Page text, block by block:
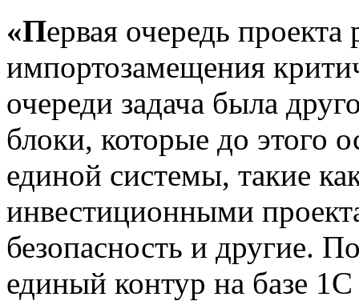
«Первая очередь
импортозамещения
очереди задача была
блоки, которые до этого
единой системы, такие
инвестиционными
безопасность и другие.
единый контур на базе